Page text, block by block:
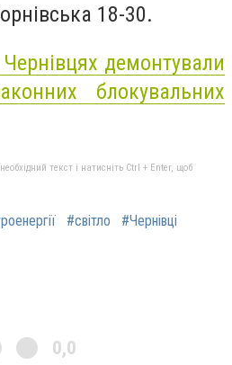
18-30.
демонтували
блокувальних
текст і натисніть Ctrl + Enter, щоб
#світло
#Чернівці
0,0